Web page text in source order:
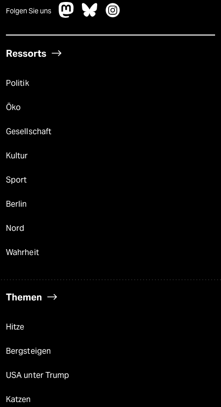
Folgen Sie uns
Ressorts
Politik
Öko
Gesellschaft
Kultur
Sport
Berlin
Nord
Wahrheit
Themen
Hitze
Bergsteigen
USA unter Trump
Katzen